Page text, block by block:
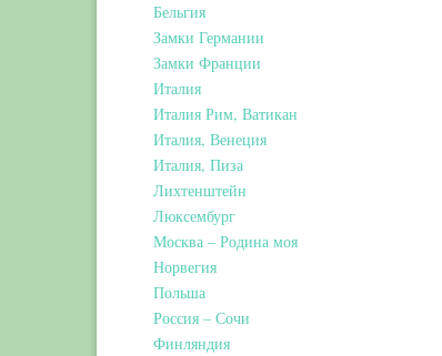
Бельгия
Замки Германии
Замки Франции
Италия
Италия Рим, Ватикан
Италия, Венеция
Италия, Пиза
Лихтенштейн
Люксембург
Москва – Родина моя
Норвегия
Польша
Россия – Сочи
Финляндия